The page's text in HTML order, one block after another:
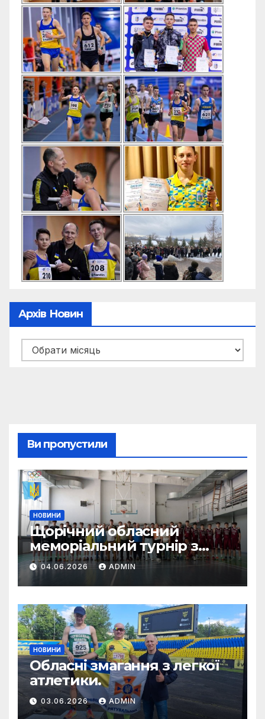
Архів Новин
Архів
новин
Ви пропустили
НОВИНИ
Щорічний обласний
меморіальний турнір з
баскетболу пам’яті тренера
Віктора Водовоза.
04.06.2026 ADMIN
НОВИНИ
Обласні змагання з легкої
атлетики.
03.06.2026 ADMIN